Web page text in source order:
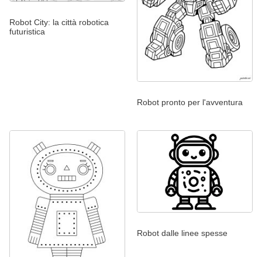
Robot City: la città robotica
futuristica
Robot pronto per l'avventura
Robot dalle linee spesse